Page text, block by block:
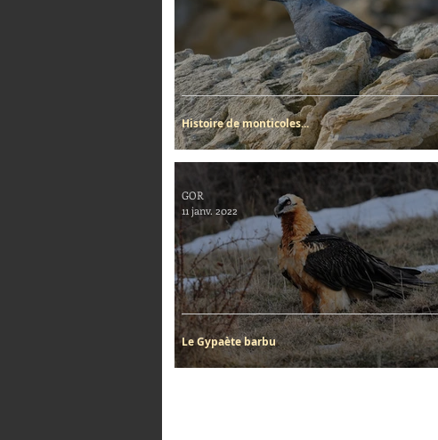
Histoire de monticoles...
Le Gypaète barbu
GOR
11 janv. 2022